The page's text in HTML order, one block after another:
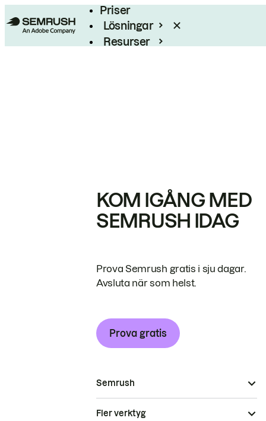
Priser
Lösningar
Resurser
KOM IGÅNG MED
SEMRUSH IDAG
Prova Semrush gratis i sju dagar.
Avsluta när som helst.
Prova gratis
Semrush
Fler verktyg